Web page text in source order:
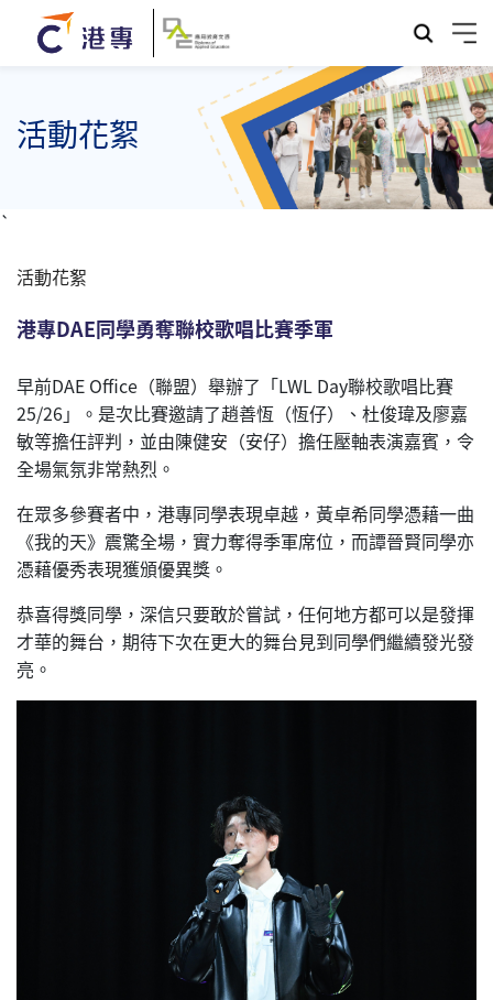
活動花絮
`
活動花絮
港專DAE同學勇奪聯校歌唱比賽季軍
早前DAE Office（聯盟）舉辦了「LWL Day聯校歌唱比賽
25/26」。是次比賽邀請了趙善恆（恆仔）、杜俊瑋及廖嘉
敏等擔任評判，並由陳健安（安仔）擔任壓軸表演嘉賓，令
全場氣氛非常熱烈。
在眾多參賽者中，港專同學表現卓越，黃卓希同學憑藉一曲
《我的天》震驚全場，實力奪得季軍席位，而譚晉賢同學亦
憑藉優秀表現獲頒優異獎。
恭喜得獎同學，深信只要敢於嘗試，任何地方都可以是發揮
才華的舞台，期待下次在更大的舞台見到同學們繼續發光發
亮。